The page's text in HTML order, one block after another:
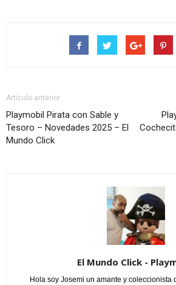
Artículo anterior
Playmobil Pirata con Sable y
Tesoro – Novedades 2025 – El
Mundo Click
El Mundo Click -
Hola soy Josemi un amante y coleccionista